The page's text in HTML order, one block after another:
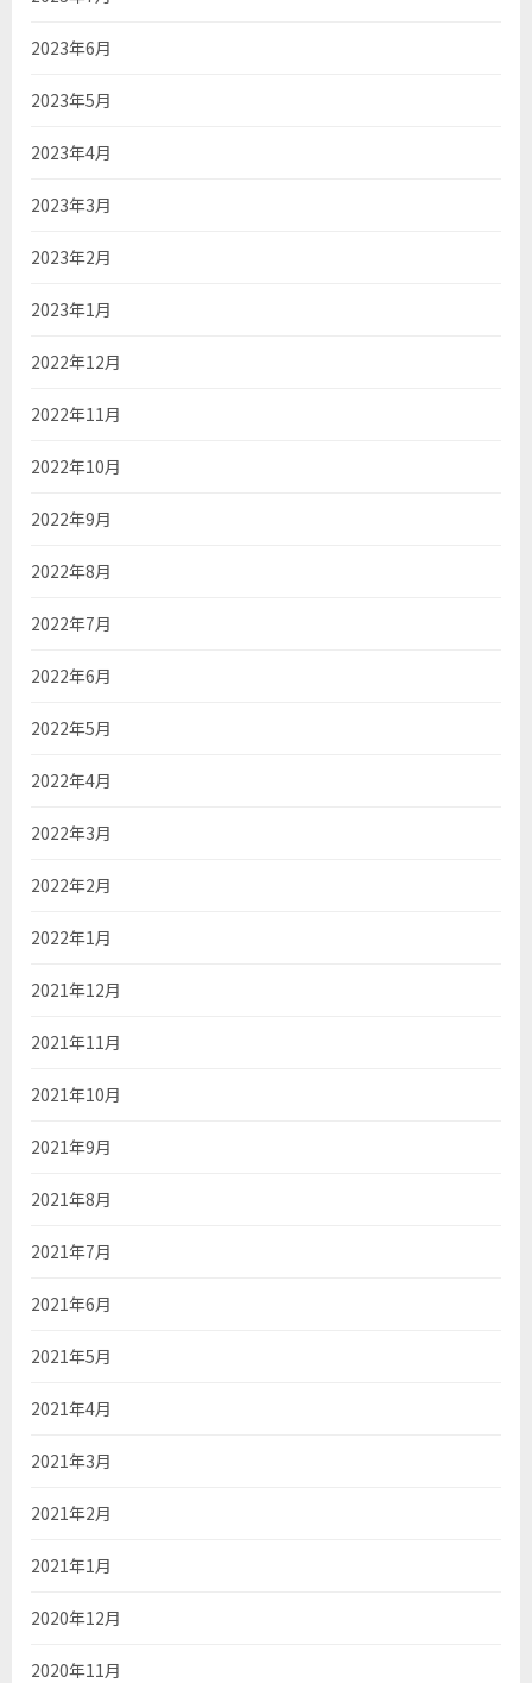
2023年6月
2023年5月
2023年4月
2023年3月
2023年2月
2023年1月
2022年12月
2022年11月
2022年10月
2022年9月
2022年8月
2022年7月
2022年6月
2022年5月
2022年4月
2022年3月
2022年2月
2022年1月
2021年12月
2021年11月
2021年10月
2021年9月
2021年8月
2021年7月
2021年6月
2021年5月
2021年4月
2021年3月
2021年2月
2021年1月
2020年12月
2020年11月